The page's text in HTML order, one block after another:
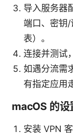
导入服务器
端口、密钥/
表）。
连接并测试
如遇分流需
有指定应用
macOS 的设
安装 VPN